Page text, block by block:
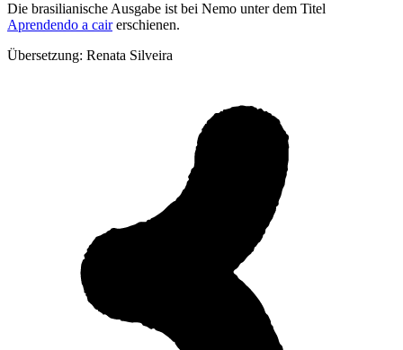
Die brasilianische Ausgabe ist bei Nemo unter dem Titel
Aprendendo a cairerschienen.
Übersetzung: Renata Silveira